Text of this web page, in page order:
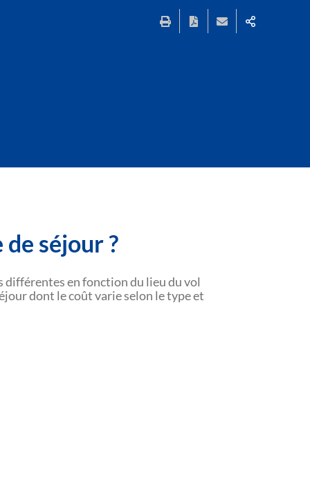
séjour ?
différentes en fonction du lieu du vol
dont le coût varie selon le type et